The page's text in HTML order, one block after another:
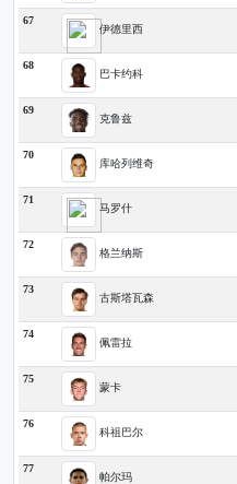
67
伊德里西
68
巴卡约科
69
克鲁兹
70
库哈列维奇
71
马罗什
72
格兰纳斯
73
古斯塔瓦森
74
佩雷拉
75
蒙卡
76
科祖巴尔
77
帕尔玛